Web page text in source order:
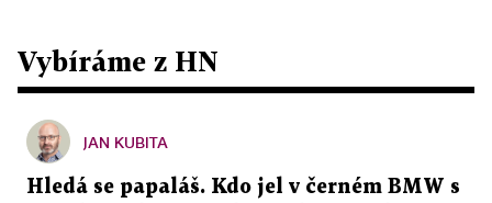
Vybíráme z HN
JAN KUBITA
Hledá se papaláš. Kdo jel v černém BMW s